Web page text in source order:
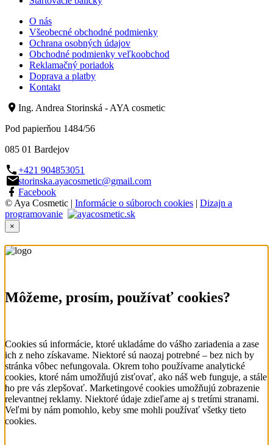
O nás
Všeobecné obchodné podmienky
Ochrana osobných údajov
Obchodné podmienky veľkoobchod
Reklamačný poriadok
Doprava a platby
Kontakt
Ing. Andrea Storinská - AYA cosmetic
Pod papierňou 1484/56
085 01 Bardejov
+421 904853051
storinska.ayacosmetic@gmail.com
Facebook
© Aya Cosmetic | Informácie o súboroch cookies | Dizajn a
programovanie
×
Môžeme, prosím, používať cookies?
Cookies sú informácie, ktoré ukladáme do vášho zariadenia a zase
ich z neho získavame. Niektoré sú naozaj potrebné – bez nich by
stránka vôbec nefungovala. Okrem toho používame analytické
cookies, ktoré nám umožňujú zisťovať, ako náš web funguje, a stále
ho pre vás zlepšovať. Marketingové cookies umožňujú zobrazenie
relevantnej reklamy. Niektoré údaje zdieľame aj s tretími stranami.
Veľmi by nám pomohlo, keby sme mohli používať všetky tieto
cookies.